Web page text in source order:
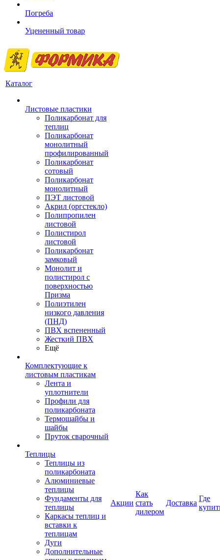
Погреба
Уцененный товар
Каталог
Листовые пластики
Поликарбонат для
теплиц
Поликарбонат
монолитный
профилированный
Поликарбонат
сотовый
Поликарбонат
монолитный
ПЭТ листовой
Акрил (оргстекло)
Полипропилен
листовой
Полистирол
листовой
Поликарбонат
замковый
Монолит и
полистирол с
поверхностью
Призма
Полиэтилен
низкого давления
(ПНД)
ПВХ вспененный
Жесткий ПВХ
Ещё
Комплектующие к
листовым пластикам
Лента и
уплотнители
Профили для
поликарбоната
Термошайбы и
шайбы
Пруток сварочный
Теплицы
Теплицы из
поликарбоната
Алюминиевые
теплицы
Фундаменты для
теплицы
Каркасы теплиц и
вставки к
теплицам
Дуги
Дополнительные
Акции
Как
стать
дилером
Доставка
Где